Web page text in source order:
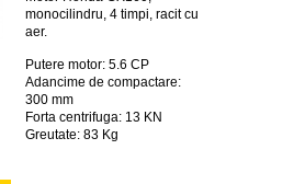
monocilindru, 4 timpi, racit cu
aer.
Putere motor: 5.6 CP
Adancime de compactare:
300 mm
Forta centrifuga: 13 KN
Greutate: 83 Kg